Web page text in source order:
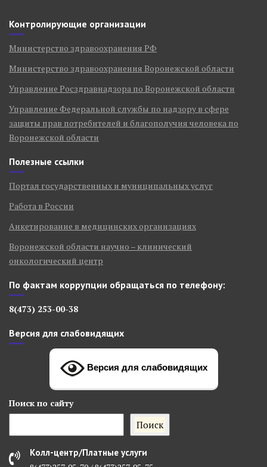
Контролирующие организации
Министерство здравоохранения РФ
Министерство здравоохранения Воронежской области
Управление Росздравнадзора по Воронежской области
Управление Федеральной службы по надзору в сфере
защиты прав потребителей и благополучия человека по
Воронежской области
Полезные ссылки
Портал государственных и муниципальных услуг
Работа в России
Анкетирование в медицинских организациях
Воронежской области научно – клинический
онкологический центр
По фактам коррупции обращаться по телефону:
8(473) 253-00-38
Версия для слабовидящих
Версия для слабовидящих
Поиск по сайту
Поиск
Колл-центр/Платные услуги